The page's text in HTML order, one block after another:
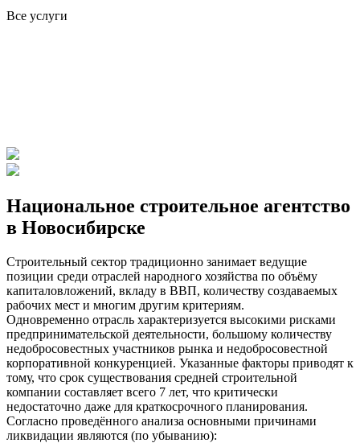
Все услуги
Национальное строительное агентство
в Новосибирске
Строительный сектор традиционно занимает ведущие
позиции среди отраслей народного хозяйства по объёму
капиталовложений, вкладу в ВВП, количеству создаваемых
рабочих мест и многим другим критериям.
Одновременно отрасль характеризуется высокими рисками
предпринимательской деятельности, большому количеству
недобросовестных участников рынка и недобросовестной
корпоративной конкуренцией. Указанные факторы приводят к
тому, что срок существования средней строительной
компании составляет всего 7 лет, что критически
недостаточно даже для краткосрочного планирования.
Согласно проведённого анализа основными причинами
ликвидации являются (по убыванию):